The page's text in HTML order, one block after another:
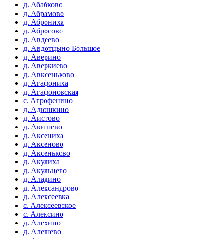
д. Абабково
д. Абрамово
д. Аброниха
д. Абросово
д. Авдеево
д. Авдотцыно Большое
д. Аверино
д. Аверкиево
д. Авксеньково
д. Агафониха
д. Агафоновская
с. Агрофенино
д. Адюшкино
д. Аистово
д. Акишево
д. Аксениха
д. Аксеново
д. Аксеньково
д. Акулиха
д. Акульцево
д. Аладино
д. Александрово
д. Алексеевка
с. Алексеевское
с. Алексино
д. Алехино
д. Алешево